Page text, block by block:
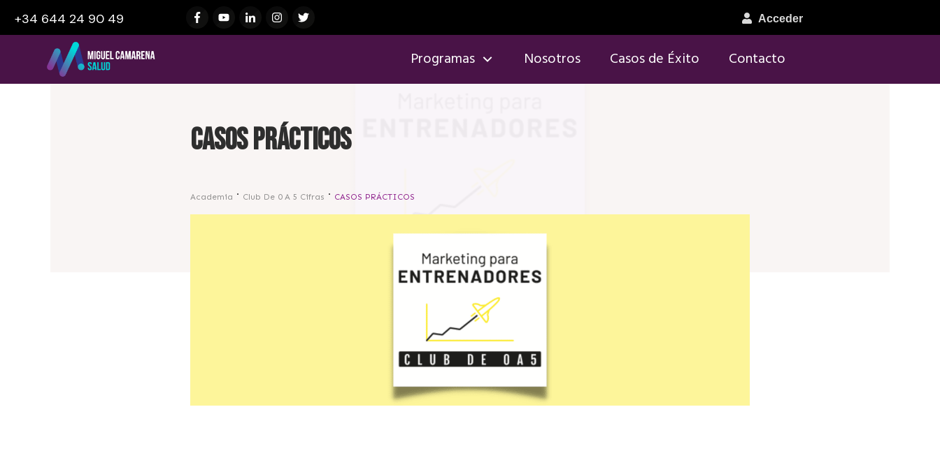
+34 644 24 90 49 Acceder
Programas Nosotros Casos de Éxito Contacto
CASOS PRÁCTICOS
Academia Club De 0 A 5 Cifras CASOS PRÁCTICOS